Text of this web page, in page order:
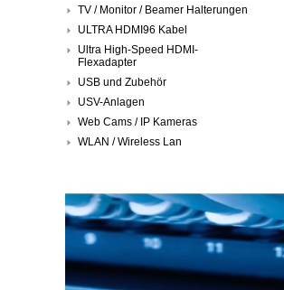
TV / Monitor / Beamer Halterungen
ULTRA HDMI96 Kabel
Ultra High-Speed HDMI-
Flexadapter
USB und Zubehör
USV-Anlagen
Web Cams / IP Kameras
WLAN / Wireless Lan